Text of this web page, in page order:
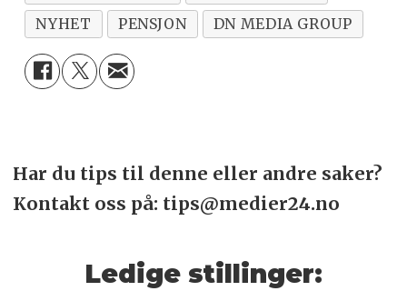
NYHET
PENSJON DN MEDIA GROUP
Har du tips til denne eller andre saker?
Kontakt oss på: tips@medier24.no
Ledige stillinger: